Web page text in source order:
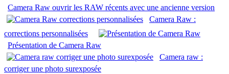
Camera Raw ouvrir les RAW récents avec une ancienne version
Camera Raw :
corrections personnalisées
Présentation de Camera Raw
Camera raw :
corriger une photo surexposée